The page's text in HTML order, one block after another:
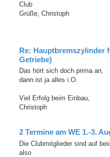
Club
Grüße, Christoph
Re: Hauptbremszylinder
Getriebe)
Das hört sich doch prima an,
dann ist ja alles i.O.
Viel Erfolg beim Einbau,
Christoph
2 Termine am WE 1.-3.
Die Clubmitglieder sind auf
also